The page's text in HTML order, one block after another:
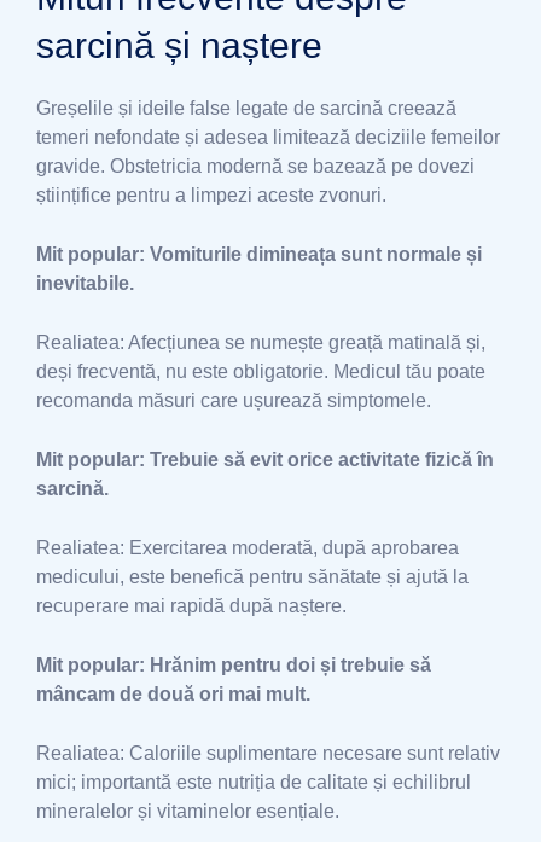
sarcină și naștere
Greșelile și ideile false legate de sarcină creează
temeri nefondate și adesea limitează deciziile femeilor
gravide. Obstetricia modernă se bazează pe dovezi
științifice pentru a limpezi aceste zvonuri.
Mit popular: Vomiturile dimineața sunt normale și
inevitabile.
Realiatea: Afecțiunea se numește greață matinală și,
deși frecventă, nu este obligatorie. Medicul tău poate
recomanda măsuri care ușurează simptomele.
Mit popular: Trebuie să evit orice activitate fizică în
sarcină.
Realiatea: Exercitarea moderată, după aprobarea
medicului, este benefică pentru sănătate și ajută la
recuperare mai rapidă după naștere.
Mit popular: Hrănim pentru doi și trebuie să
mâncam de două ori mai mult.
Realiatea: Caloriile suplimentare necesare sunt relativ
mici; importantă este nutriția de calitate și echilibrul
mineralelor și vitaminelor esențiale.